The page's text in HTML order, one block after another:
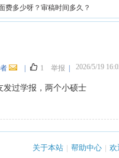
费多少呀？审稿时间多久？
1 举报 2026/5/19
发过学报，两个小硕士
关于本站 | 帮助中心 | 欢